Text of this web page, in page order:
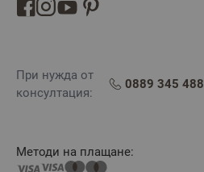
При нужда от
консултация:
0889 345 488
Методи на плащане: